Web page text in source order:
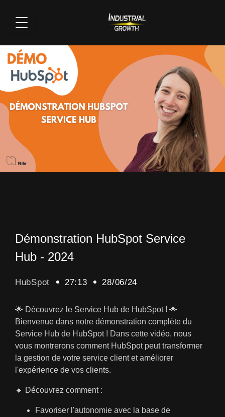
Démonstration HubSpot Service
Hub - 2024
HubSpot 27:13 28/06/24
🌟 Découvrez le Service Hub de HubSpot ! 🌟
Bienvenue dans notre démonstration complète du
Service Hub de HubSpot ! Dans cette vidéo, nous
vous montrerons comment HubSpot peut transformer
la gestion de votre service client et améliorer
l'expérience de vos clients.
🔹 Découvrez comment :
Favoriser l'autonomie avec la base de